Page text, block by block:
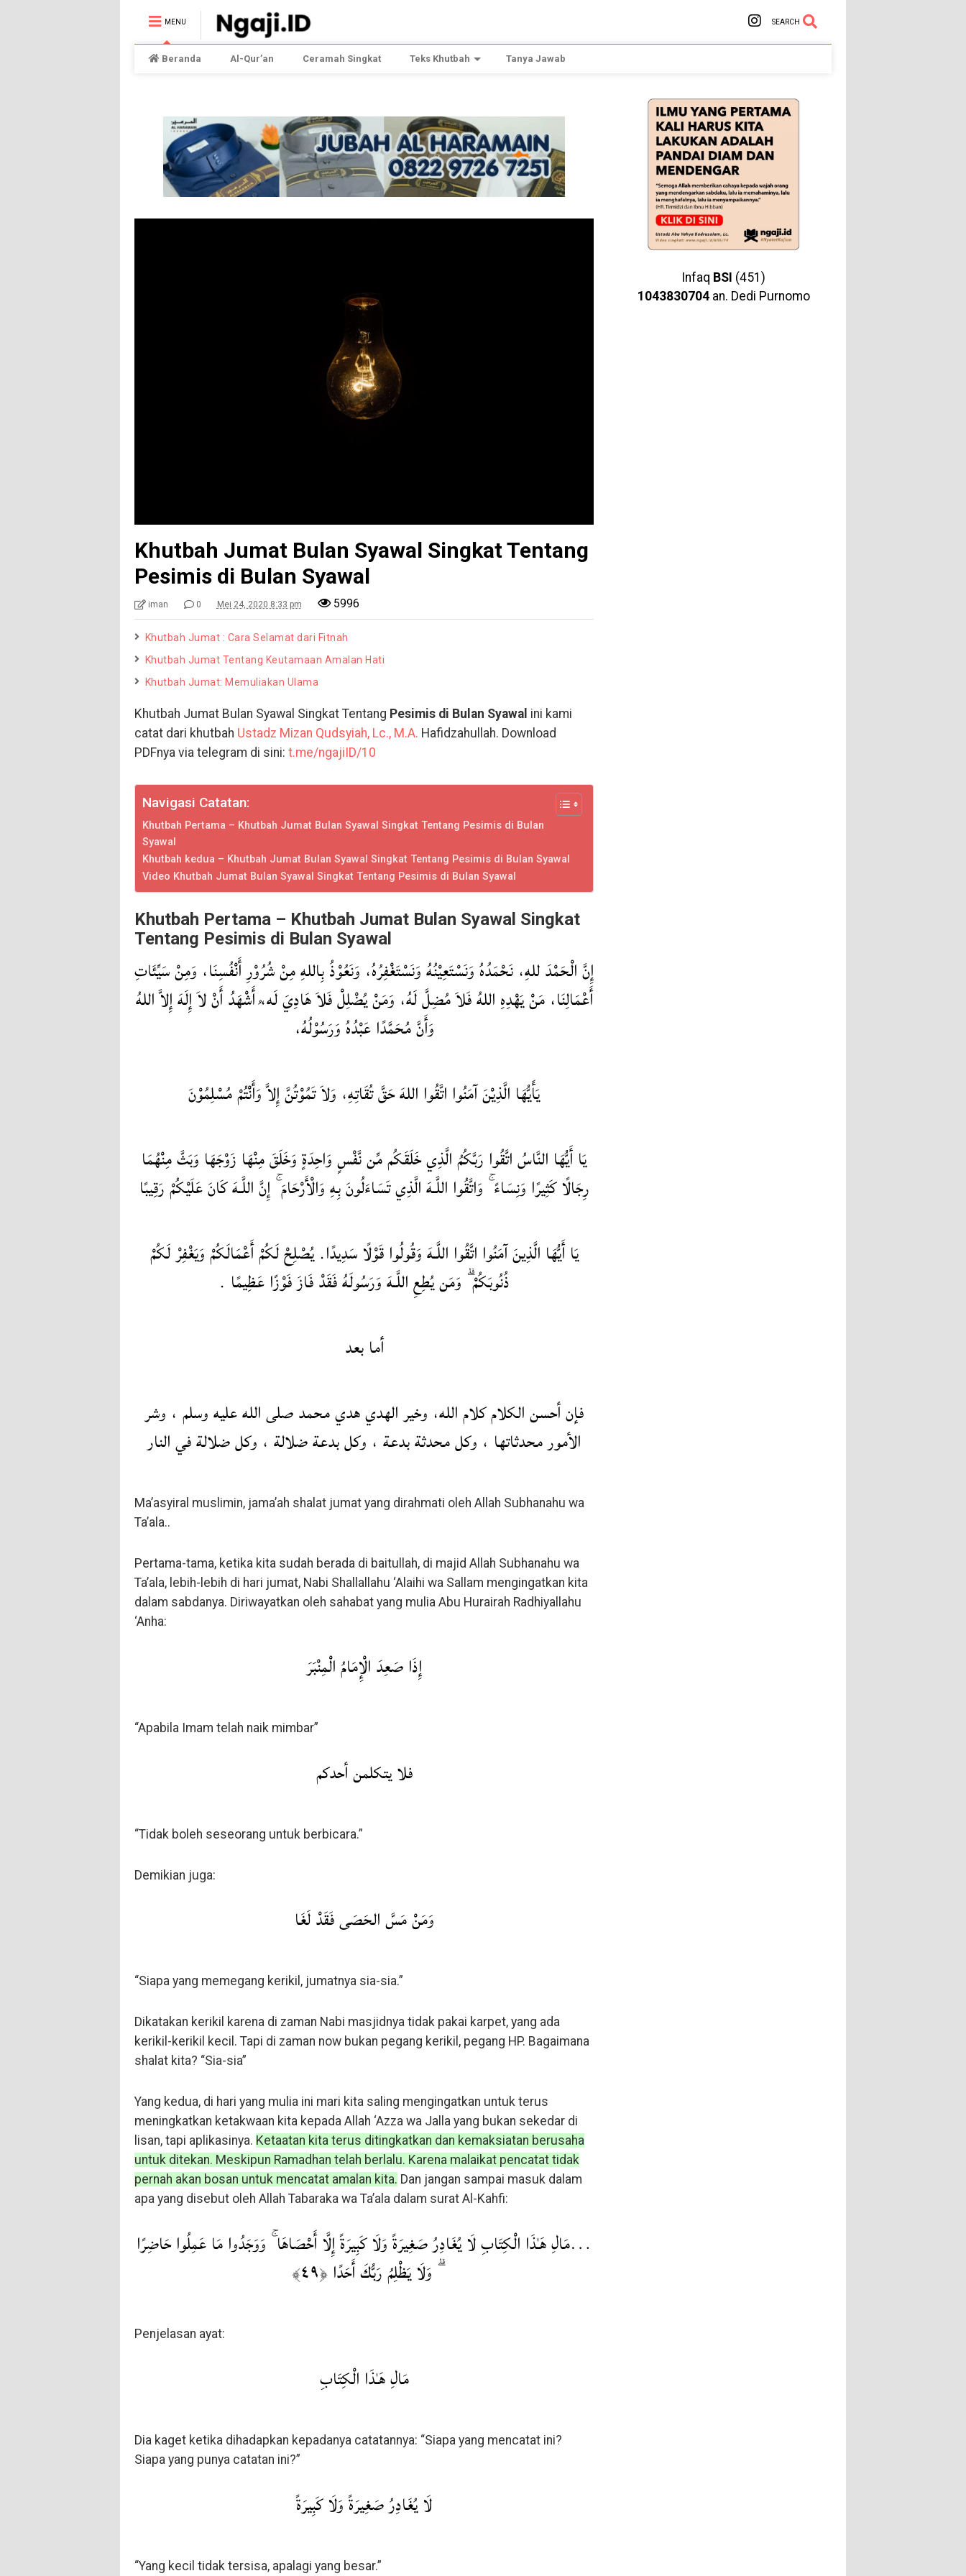
MENU SEARCH
Beranda Al-Qur’an Ceramah Singkat Teks Khutbah Tanya Jawab
Khutbah Jumat Bulan Syawal Singkat Tentang
Pesimis di Bulan Syawal
iman 0 Mei 24, 2020 8:33 pm 5996
Khutbah Jumat : Cara Selamat dari Fitnah
Khutbah Jumat Tentang Keutamaan Amalan Hati
Khutbah Jumat: Memuliakan Ulama
Khutbah Jumat Bulan Syawal Singkat Tentang Pesimis di Bulan Syawal ini kami
catat dari khutbah Ustadz Mizan Qudsyiah, Lc., M.A. Hafidzahullah. Download
PDFnya via telegram di sini: t.me/ngajiID/10
Navigasi Catatan:
Khutbah Pertama – Khutbah Jumat Bulan Syawal Singkat Tentang Pesimis di Bulan
Syawal
Khutbah kedua – Khutbah Jumat Bulan Syawal Singkat Tentang Pesimis di Bulan Syawal
Video Khutbah Jumat Bulan Syawal Singkat Tentang Pesimis di Bulan Syawal
Khutbah Pertama – Khutbah Jumat Bulan Syawal Singkat
Tentang Pesimis di Bulan Syawal
إِنَّ الْحَمْدَ للهِ، نَحْمَدُهُ وَنَسْتَعِيْنُهُ وَنَسْتَغْفِرُهُ، وَنَعُوْذُ بِاللهِ مِنْ شُرُوْرِ أَنْفُسِنَا، وَمِنْ سَيِّئَاتِ
أَعْمَالِنَا، مَنْ يَهْدِهِ اللهُ فَلاَ مُضِلَّ لَهُ، وَمَنْ يُضْلِلْ فَلاَ هَادِيَ لَه،ُ أَشْهَدُ أَنْ لاَ إِلَهَ إِلاَّ اللهُ
وَأَنَّ مُحَمَّدًا عَبْدُهُ وَرَسُوْلُهُ،
يَأَيُّهَا الَّذِيْنَ آمَنُوا اتَّقُوا اللهَ حَقَّ تُقَاتِهِ، وَلاَ تَمُوْتُنَّ إِلاَّ وَأَنْتُمْ مُسْلِمُوْنَ
يَا أَيُّهَا النَّاسُ اتَّقُوا رَبَّكُمُ الَّذِي خَلَقَكُم مِّن نَّفْسٍ وَاحِدَةٍ وَخَلَقَ مِنْهَا زَوْجَهَا وَبَثَّ مِنْهُمَا
رِجَالًا كَثِيرًا وَنِسَاءً ۚ وَاتَّقُوا اللَّـهَ الَّذِي تَسَاءَلُونَ بِهِ وَالْأَرْحَامَ ۚ إِنَّ اللَّـهَ كَانَ عَلَيْكُمْ رَقِيبًا
يَا أَيُّهَا الَّذِينَ آمَنُوا اتَّقُوا اللَّـهَ وَقُولُوا قَوْلًا سَدِيدًا. يُصْلِحْ لَكُمْ أَعْمَالَكُمْ وَيَغْفِرْ لَكُمْ
ذُنُوبَكُمْ ۗ وَمَن يُطِعِ اللَّـهَ وَرَسُولَهُ فَقَدْ فَازَ فَوْزًا عَظِيمًا .
أما بعد
فإن أحسن الكلام كلام الله، وخير الهدي هدي محمد صلى الله عليه وسلم ، وشر
الأمور محدثاتها ، وكل محدثة بدعة ، وكل بدعة ضلالة ، وكل ضلالة في النار
Ma’asyiral muslimin, jama’ah shalat jumat yang dirahmati oleh Allah Subhanahu wa
Ta’ala..
Pertama-tama, ketika kita sudah berada di baitullah, di majid Allah Subhanahu wa
Ta’ala, lebih-lebih di hari jumat, Nabi Shallallahu ‘Alaihi wa Sallam mengingatkan kita
dalam sabdanya. Diriwayatkan oleh sahabat yang mulia Abu Hurairah Radhiyallahu
‘Anha:
إِذَا صَعِدَ الْإِمَامُ الْمِنْبَرَ
“Apabila Imam telah naik mimbar”
فلا يتكلمن أحدكم
“Tidak boleh seseorang untuk berbicara.”
Demikian juga:
وَمَنْ مَسَّ الحَصَى فَقَدْ لَغَا
“Siapa yang memegang kerikil, jumatnya sia-sia.”
Dikatakan kerikil karena di zaman Nabi masjidnya tidak pakai karpet, yang ada
kerikil-kerikil kecil. Tapi di zaman now bukan pegang kerikil, pegang HP. Bagaimana
shalat kita? “Sia-sia”
Yang kedua, di hari yang mulia ini mari kita saling mengingatkan untuk terus
meningkatkan ketakwaan kita kepada Allah ‘Azza wa Jalla yang bukan sekedar di
lisan, tapi aplikasinya. Ketaatan kita terus ditingkatkan dan kemaksiatan berusaha
untuk ditekan. Meskipun Ramadhan telah berlalu. Karena malaikat pencatat tidak
pernah akan bosan untuk mencatat amalan kita. Dan jangan sampai masuk dalam
apa yang disebut oleh Allah Tabaraka wa Ta’ala dalam surat Al-Kahfi:
…مَالِ هَـٰذَا الْكِتَابِ لَا يُغَادِرُ صَغِيرَةً وَلَا كَبِيرَةً إِلَّا أَحْصَاهَا ۚ وَوَجَدُوا مَا عَمِلُوا حَاضِرًا
ۗ وَلَا يَظْلِمُ رَبُّكَ أَحَدًا ﴿٤٩﴾
Penjelasan ayat:
مَالِ هَـٰذَا الْكِتَابِ
Dia kaget ketika dihadapkan kepadanya catatannya: “Siapa yang mencatat ini?
Siapa yang punya catatan ini?”
لَا يُغَادِرُ صَغِيرَةً وَلَا كَبِيرَةً
“Yang kecil tidak tersisa, apalagi yang besar.”
Infaq BSI (451)
1043830704an. Dedi Purnomo